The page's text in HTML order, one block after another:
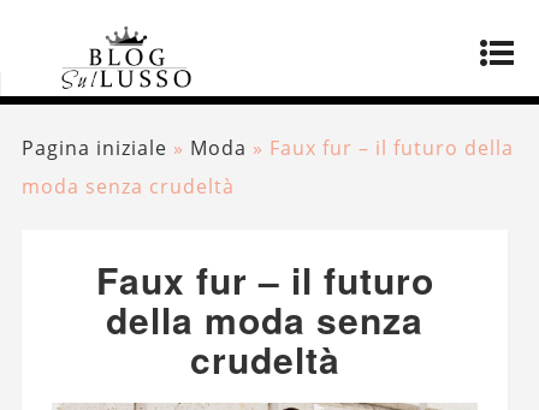
Pagina iniziale » Moda » Faux fur – il futuro della
moda senza crudeltà
Faux fur – il futuro
della moda senza
crudeltà